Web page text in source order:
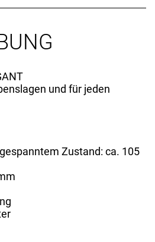
und für jeden
Zustand: ca. 105